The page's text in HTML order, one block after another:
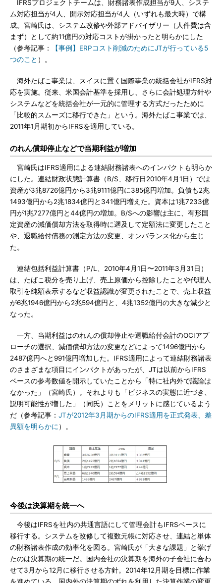
IFRSプロジェクトチームは、財務諸表作成担当が9人、システ
ム対応担当が4人、開示対応担当が4人（いずれも最大時）で構
成。宮崎氏は、システム改修や外部アドバイザリー（人件費は含
まず）として約11億円の対応コストが掛かったと明らかにした
（参考記事：
【事例】ERPコスト削減のためにJTが行っている5
つのこと ）。
海外たばこ事業は、スイスに置く国際事業の統括会社がIFRS対
応を実施。従来、米国会計基準を採用し、さらに会計処理方針や
システムなどを統括会社が一元的に管理する方式だったために
「比較的スムーズに移行できた」という。海外たばこ事業では、
2011年1月期初からIFRSを適用している。
のれん償却停止などで当期利益が増加
宮崎氏はIFRS適用による連結財務諸表へのインパクトも明らか
にした。連結財政状態計算書（B/S、移行日2010年4月1日）では
資産が3兆8726億円から3兆9111億円に385億円増加。負債も2兆
1493億円から2兆1834億円と341億円増えた。資本は1兆7233億
円が1兆7277億円と44億円の増加。B/Sへの影響は主に、有形国
定資産の減価償却方法を取得時に遡及して定額法に変更したこと
や、退職給付債務の測定方法の変更、オンバランス化から生じ
た。
連結包括利益計算書（P/L、2010年4月1日〜2011年3月31日）
は、たばこ税分を売り上げ、売上原価から控除したことや代理人
取引を純額表示するなど収益認識が変更されたことで、売上収益
が6兆1946億円から2兆594億円と、4兆1352億円の大きな減少と
なった。
一方、当期利益はのれんの償却停止や退職給付会計のOCIアプ
ローチの選択、減価償却方法の変更などによって1496億円から
2487億円へと991億円増加した。IFRS適用によって連結財務諸表
のさまざまな項目にインパクトがあったが、JTは以前からIFRS
ベースの参考数値を開示していたことから「特に社内外で議論は
なかった」（宮崎氏）。それよりも「ビジネスの実態に近づき、
説明可能性が増した」（同氏）ことをメリットに感じているよう
だ（参考記事： JTが2012年3月期からのIFRS適用を正式発表、差
異額を明らかに ）。
今後は決算期を統一へ
今後はIFRSを社内の共通言語にして管理会計もIFRSベースに
移行する。システムを改修して複数元帳に対応させ、連結と単体
の財務諸表作成の効率化を図る。宮崎氏が「大きな課題」と挙げ
たのは決算期の統一だ。国内会社の決算期を海外の子会社に合わ
せて3月から12月に移行させる方針。2014年12月期を目標に作業